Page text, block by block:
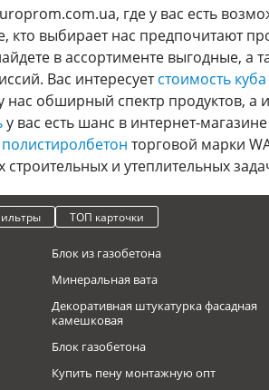
где у вас есть
кто выбирает нас предпочитают
в ассортименте выгодные, а
Вас интересуетстоимость
обширный спектр продуктов, а
у вас есть шанс в интернет-
полистиролбетон торговой марки
и утеплительных
ТОП карточки
Блок из газобетона
Минеральная вата
Декоративная штукатурка фасадная
камешковая
Блок газобетона
Купить пену монтажную опт